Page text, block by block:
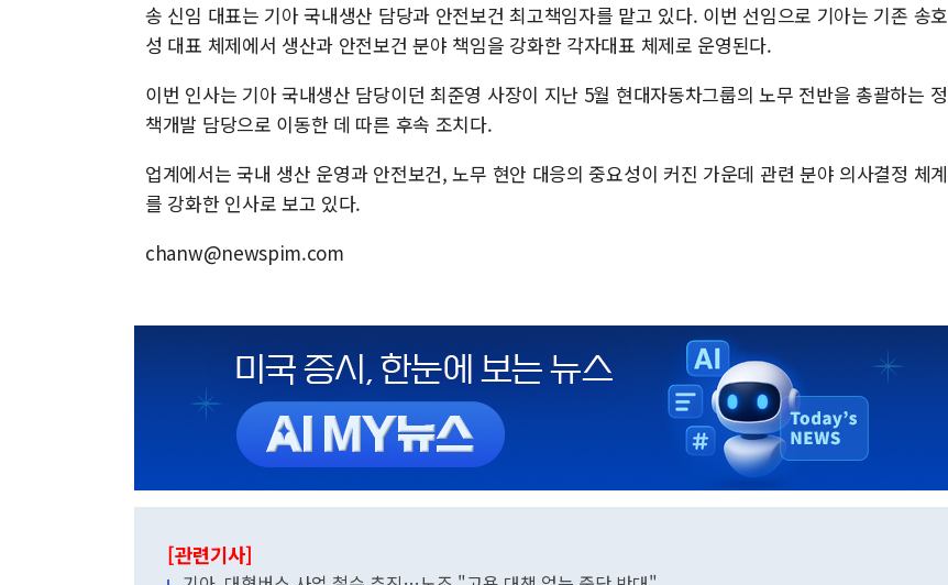
송 신임 대표는 기아 국내생산 담당과 안전보건 최고책임자를 맡고 있다. 이번 선임으로 기아는 기존 송호
성 대표 체제에서 생산과 안전보건 분야 책임을 강화한 각자대표 체제로 운영된다.
이번 인사는 기아 국내생산 담당이던 최준영 사장이 지난 5월 현대자동차그룹의 노무 전반을 총괄하는 정
책개발 담당으로 이동한 데 따른 후속 조치다.
업계에서는 국내 생산 운영과 안전보건, 노무 현안 대응의 중요성이 커진 가운데 관련 분야 의사결정 체계
를 강화한 인사로 보고 있다.
chanw@newspim.com
[관련기사]